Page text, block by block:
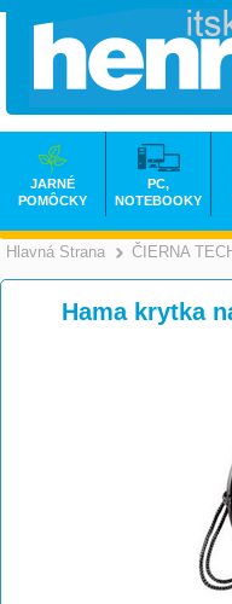
Hlavná Strana ČIERNA
Hama krytka
JARNÉ
POMÔCKY
PC,
NOTEBOOKY